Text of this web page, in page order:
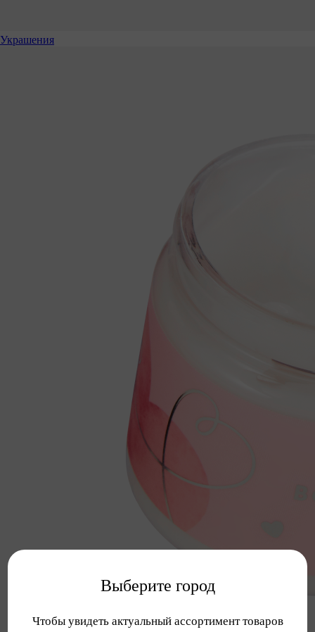
Украшения
Выберите город
Чтобы увидеть актуальный ассортимент товаров